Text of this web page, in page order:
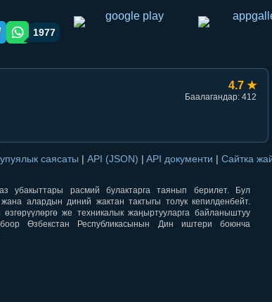
orqali ulashish
WhatsApp orqali ulashish
1977
4.7 ★
Баалагандар: 412
саясаты | API (JSON) | API документи | Сайтка
убакыттары расмий булактарга таянып берилет. Бул
алардын диний жактан тактыгы толук кепилденбейт.
же техникалык жаңыртууларга байланыштуу
Өзбекстан Республикасынын Дин иштери боюнча